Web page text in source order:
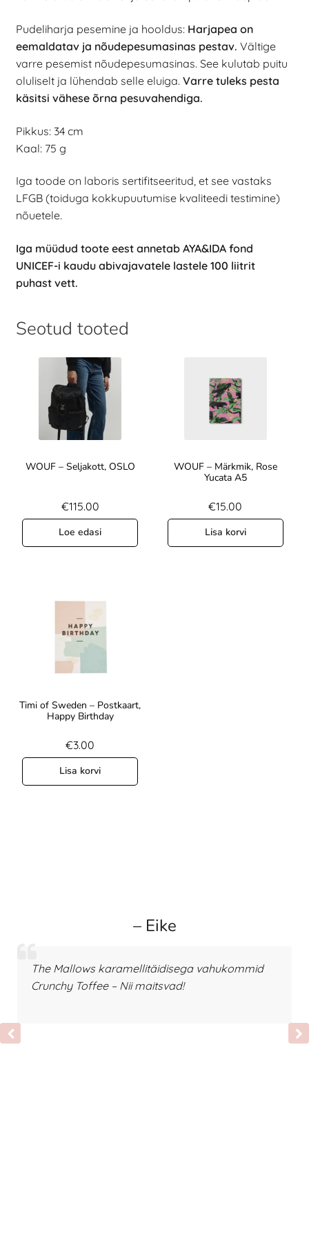
Pudeliharja pesemine ja hooldus: Harjapea on
eemaldatav ja nõudepesumasinas pestav. Vältige
varre pesemist nõudepesumasinas. See kulutab puitu
oluliselt ja lühendab selle eluiga. Varre tuleks pesta
käsitsi vähese õrna pesuvahendiga.
Pikkus: 34 cm
Kaal: 75 g
Iga toode on laboris sertifitseeritud, et see vastaks
LFGB (toiduga kokkupuutumise kvaliteedi testimine)
nõuetele.
Iga müüdud toote eest annetab AYA&IDA fond
UNICEF-i kaudu abivajavatele lastele 100 liitrit
puhast vett.
Seotud tooted
WOUF – Seljakott, OSLO
€115.00
Loe edasi
WOUF – Märkmik, Rose
Yucata A5
€15.00
Lisa korvi
Timi of Sweden – Postkaart,
Happy Birthday
€3.00
Lisa korvi
– Eike
The Mallows karamellitäidisega vahukommid
Crunchy Toffee – Nii maitsvad!